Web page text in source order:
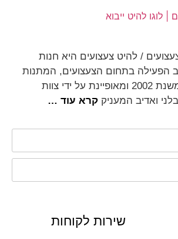
צעצועים / להיט צעצועים היא חנות
הפעילה בתחום הצעצועים, המתנות
ומשחקי הקופסא משנת 2002 ומאופיינת על ידי צוות
ואדיב המעניק קרא עוד …
שירות לקוחות